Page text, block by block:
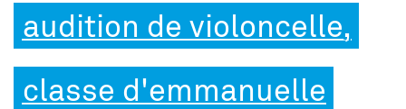
audition de violoncelle,
classe d'emmanuelle